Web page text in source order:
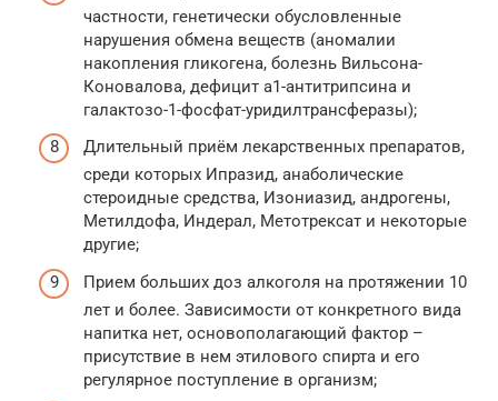
частности, генетически обусловленные
нарушения обмена веществ (аномалии
накопления гликогена, болезнь Вильсона-
Коновалова, дефицит а1-антитрипсина и
галактозо-1-фосфат-уридилтрансферазы);
Длительный приём лекарственных препаратов,
среди которых Ипразид, анаболические
стероидные средства, Изониазид, андрогены,
Метилдофа, Индерал, Метотрексат и некоторые
другие;
Прием больших доз алкоголя на протяжении 10
лет и более. Зависимости от конкретного вида
напитка нет, основополагающий фактор –
присутствие в нем этилового спирта и его
регулярное поступление в организм;